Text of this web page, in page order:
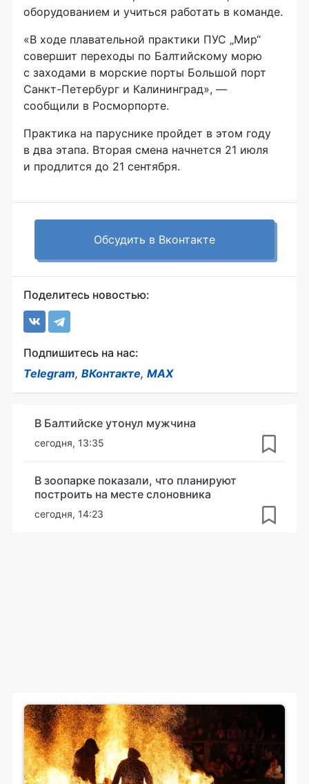
оборудованием и учиться работать в команде.
«В ходе плавательной практики ПУС „Мир“
совершит переходы по Балтийскому морю
с заходами в морские порты Большой порт
Санкт-Петербург и Калининград», —
сообщили в Росморпорте.
Практика на паруснике пройдет в этом году
в два этапа. Вторая смена начнется 21 июля
и продлится до 21 сентября.
Обсудить в Вконтакте
Поделитесь новостью:
Подпишитесь на нас:
Telegram, ВКонтакте, MAX
В Балтийске утонул мужчина
сегодня, 13:35
В зоопарке показали, что планируют
построить на месте слоновника
сегодня, 14:23